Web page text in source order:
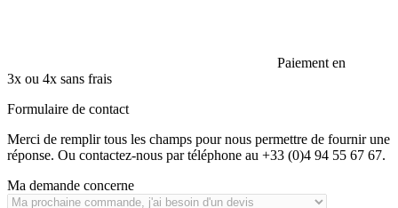
Paiement en
3x ou 4x sans frais
Formulaire de contact
Merci de remplir tous les champs pour nous permettre de fournir une
réponse. Ou contactez-nous par téléphone au +33 (0)4 94 55 67 67.
Ma demande concerne